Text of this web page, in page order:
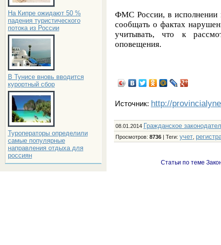
На Кипре ожидают 50 %
падения туристического
потока из России
В Тунисе вновь вводится
курортный сбор
Туроператоры определили
самые популярные
направления отдыха для
россиян
ФМС России, в исполнении
сообщать о фактах
учитывать, что к
оповещения.
Источник: http://
08.01.2014 Гражданское
Просмотров: 8736| Теги: учет,
Статьи по теме